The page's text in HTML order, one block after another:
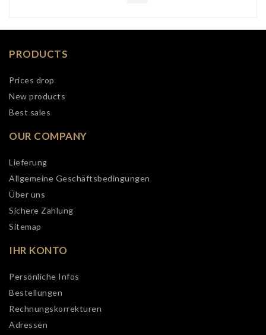
PRODUCTS
Prices drop
New products
Best sales
OUR COMPANY
Lieferung
Allgemeine Geschäftsbedingungen
Über uns
Sichere Zahlung
Sitemap
IHR KONTO
Persönliche Infos
Bestellungen
Rechnungskorrekturen
Adressen